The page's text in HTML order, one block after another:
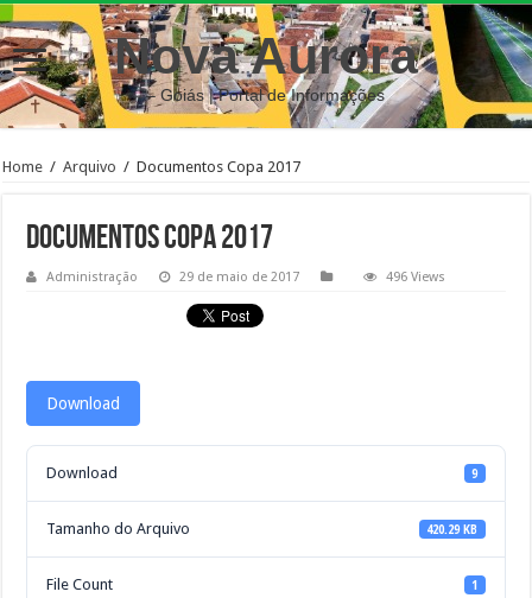
Nova Aurora
– Goiás | Portal de Informações
Home / Arquivo / Documentos Copa 2017
Documentos Copa 2017
Administração 29 de maio de 2017 496 Views
Download
Download 9
Tamanho do Arquivo 420.29 KB
File Count 1